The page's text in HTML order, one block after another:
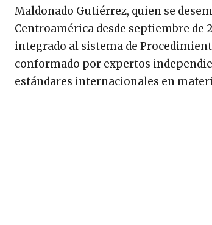
Maldonado Gutiérrez, quien se
Centroamérica desde septiembre
integrado al sistema de
conformado por expertos
estándares internacionales en